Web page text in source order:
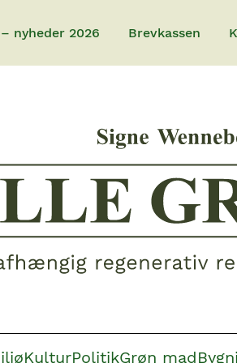
nyheder 2026 Brevkassen
KulturPolitikGrøn mad